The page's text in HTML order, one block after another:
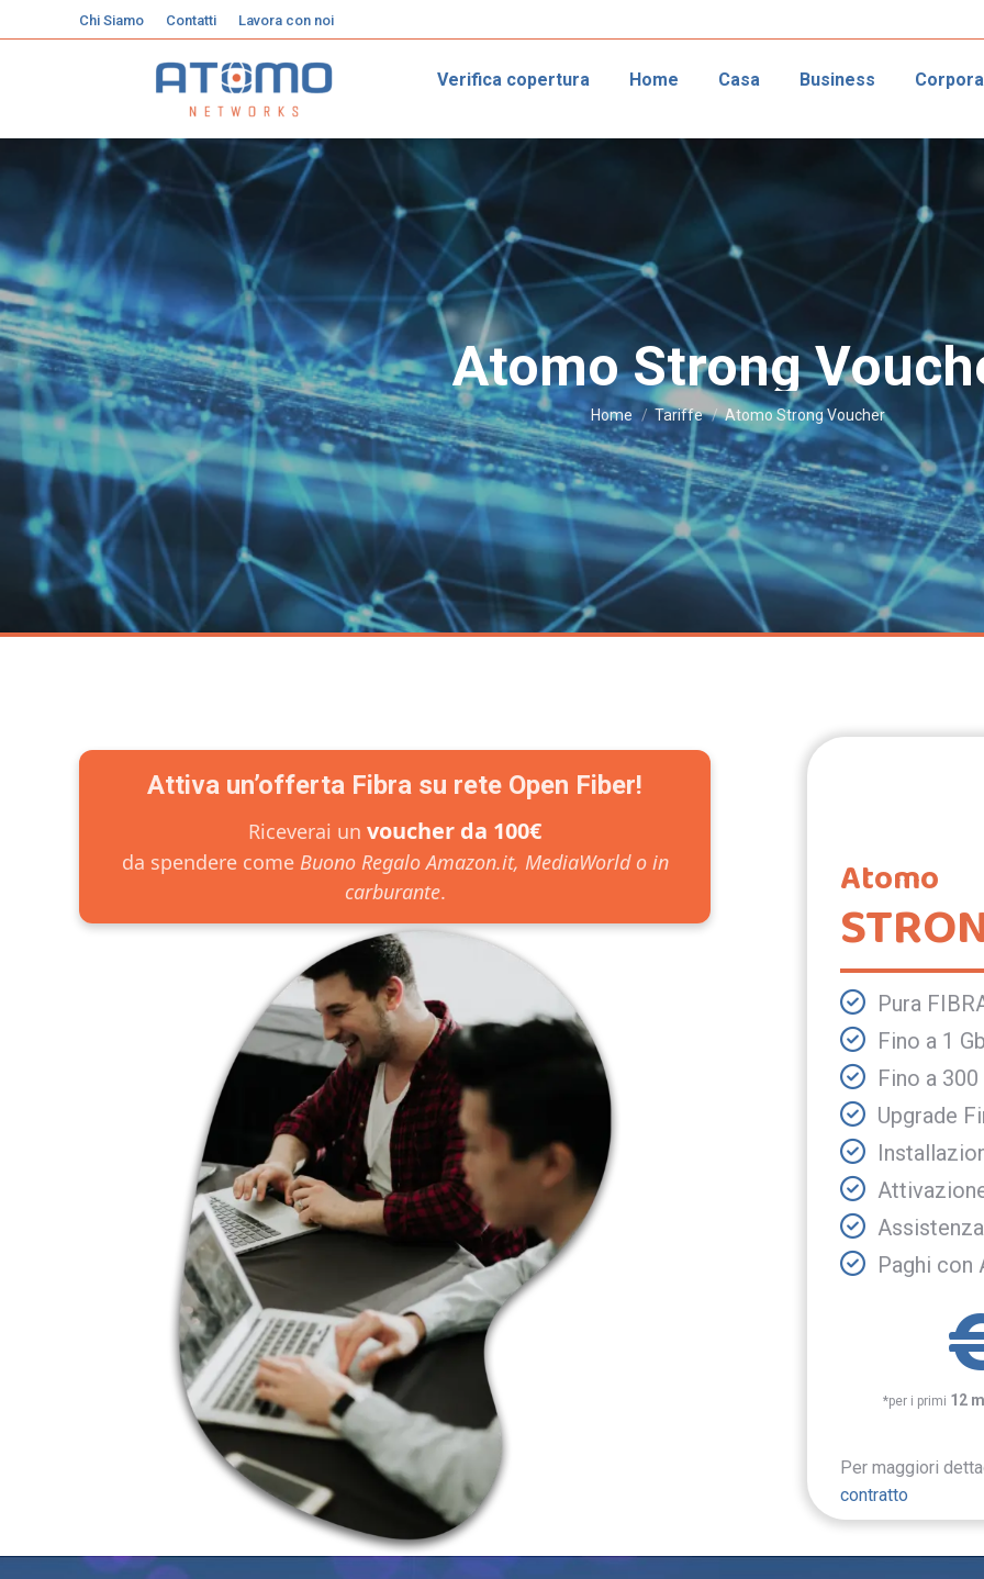
Chi Siamo Contatti Lavora con noi
Verifica copertura Home Casa Business
Atomo Strong
Tu sei qui:
Home Tariffe Atomo Strong Voucher
Attiva un’offerta Fibra su rete Open Fiber!
Riceverai un voucher da 100€
da spendere come Buono Regalo Amazon.it, MediaWorld o in
carburante. Atomo
Pura
Fino a 1
Fino a
Upgrade
Paghi con
*per i primi 12
Per maggiori
contratto